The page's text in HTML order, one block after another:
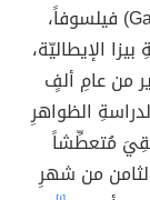
يُعَدُّ غاليليو غاليلي (بالإنجليزيّة: Galileo Galilei) فيلسوفاً،
الإيطاليّة،
من عامِ ألفٍ
الظواهرِ
مُتعطِّشاً
من شهرِ